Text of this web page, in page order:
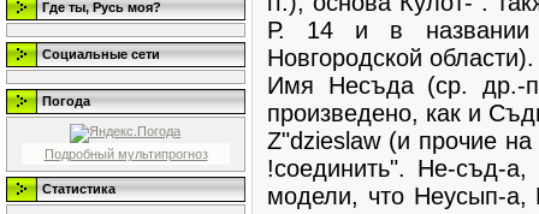
Где ты, Русь моя?
Социальные сети
Погода
Подробный мультипрогноз
Статистика
Р. 14 и в
Новгородской области).
Имя Несъда (ср. др.-
произведено, как и
Z"dzieslaw (и прочие
!соединить". Не-съд-
модели, что Неусып-